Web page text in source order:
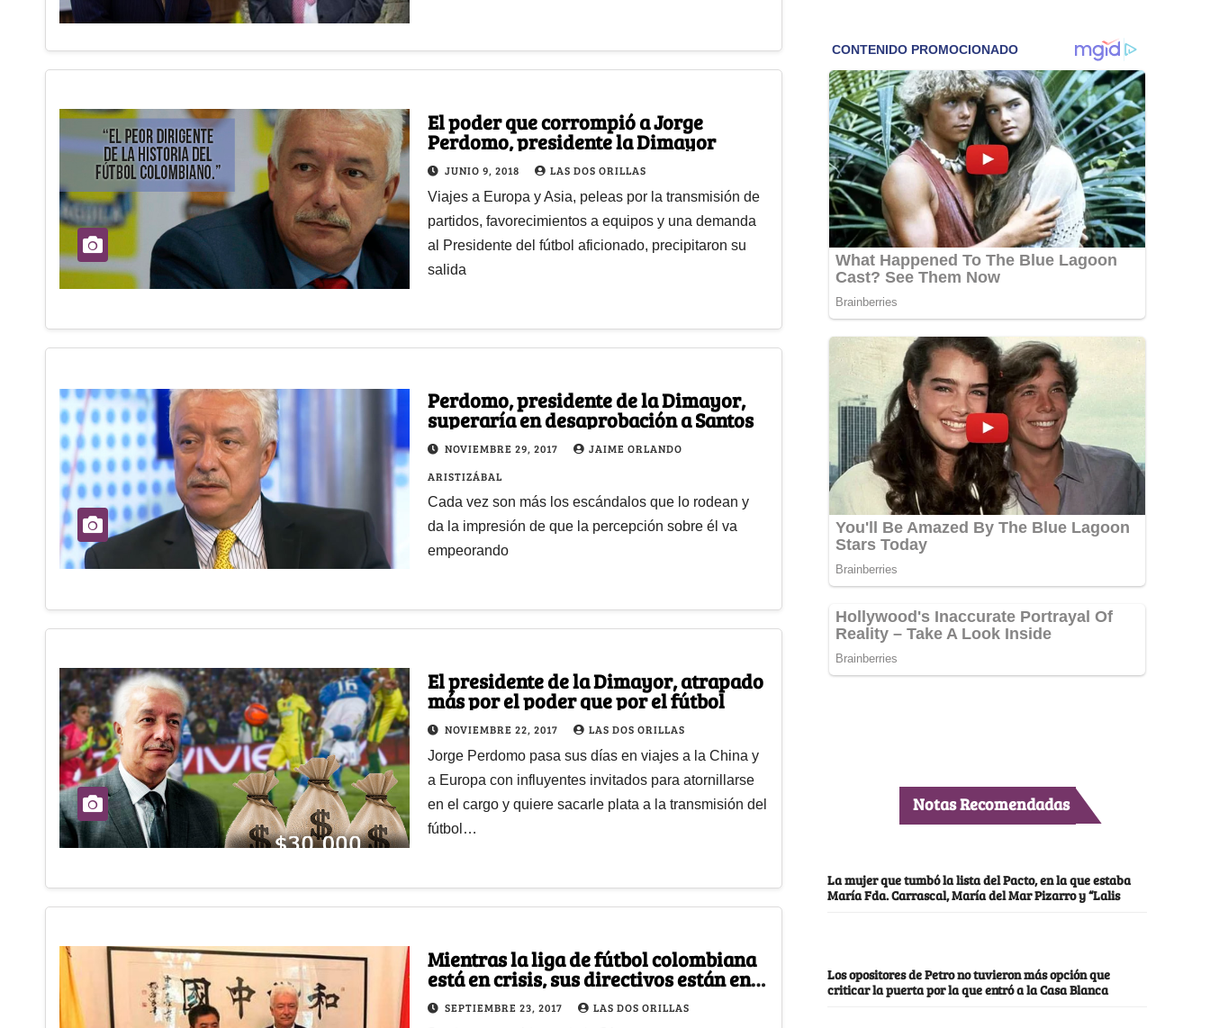
El poder que corrompió a Jorge
Perdomo, presidente la Dimayor
JUNIO 9, 2018 LAS DOS ORILLAS
Viajes a Europa y Asia, peleas por la transmisión de
partidos, favorecimientos a equipos y una demanda
al Presidente del fútbol aficionado, precipitaron su
salida
Perdomo, presidente de la Dimayor,
superaría en desaprobación a Santos
NOVIEMBRE 29, 2017
JAIME ORLANDO
ARISTIZÁBAL
Cada vez son más los escándalos que lo rodean y
da la impresión de que la percepción sobre él va
empeorando
El presidente de la Dimayor, atrapado
más por el poder que por el fútbol
NOVIEMBRE 22, 2017 LAS DOS ORILLAS
Jorge Perdomo pasa sus días en viajes a la China y
a Europa con influyentes invitados para atornillarse
en el cargo y quiere sacarle plata a la transmisión del
fútbol…
Mientras la liga de fútbol colombiana
está en crisis, sus directivos están en
China
SEPTIEMBRE 23, 2017 LAS DOS ORILLAS
Notas Recomendadas
La mujer que tumbó la lista del Pacto, en la que estaba
María Fda. Carrascal, María del Mar Pizarro y “Lalis
Los opositores de Petro no tuvieron más opción que
criticar la puerta por la que entró a la Casa Blanca